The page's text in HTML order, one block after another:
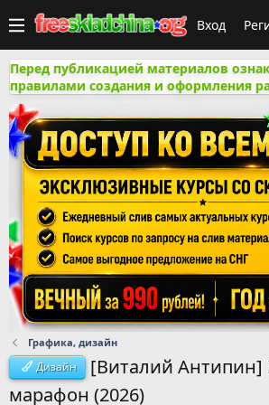
Вход
Перед публикацией материалов
правилами создания и оформления
Графика, дизайн
Дизайн
[Виталий Антипин]
марафон (2026)